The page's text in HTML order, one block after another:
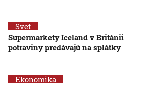
Svet
Supermarkety Iceland v Británii
potraviny predávajú na splátky
Ekonomika